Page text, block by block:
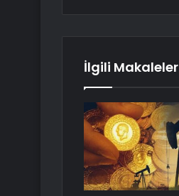
İlgili Makaleler